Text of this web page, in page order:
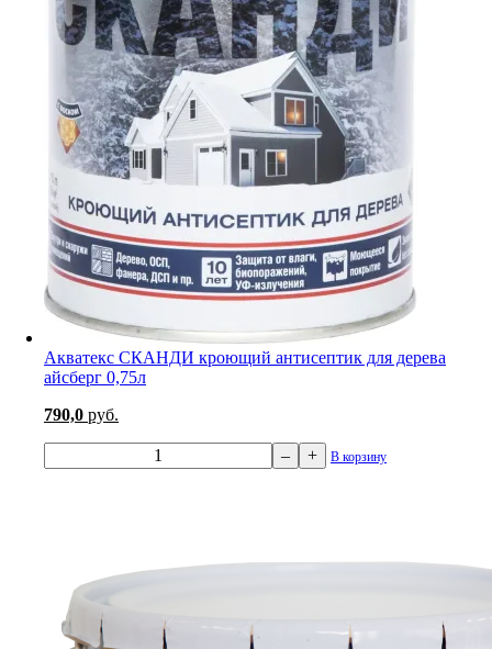
Акватекс СКАНДИ кроющий антисептик для дерева
айсберг 0,75л
790,0 руб.
– + В корзину